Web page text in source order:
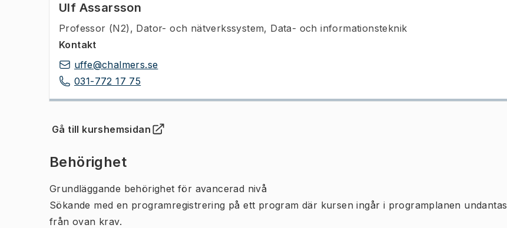
Ulf Assarsson
Professor (N2) , Dator- och nätverkssystem, Data- och informationsteknik
Kontakt
uffe@chalmers.se
031-772 17 75
Gå till kurshemsidan
(Öppnas i ny flik)
Behörighet
Grundläggande behörighet för avancerad nivå
Sökande med en programregistrering på ett program där kursen ingår i programplanen undantas
från ovan krav.